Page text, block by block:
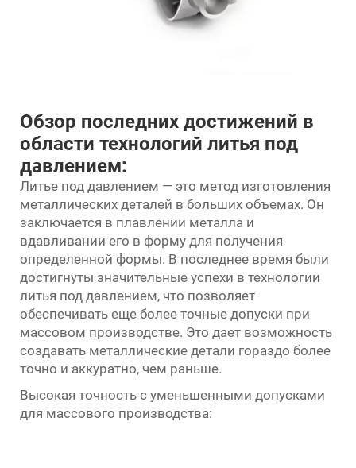
Обзор последних достижений в
области технологий литья под
давлением:
Литье под давлением — это метод изготовления
металлических деталей в больших объемах. Он
заключается в плавлении металла и
вдавливании его в форму для получения
определенной формы. В последнее время были
достигнуты значительные успехи в технологии
литья под давлением, что позволяет
обеспечивать еще более точные допуски при
массовом производстве. Это дает возможность
создавать металлические детали гораздо более
точно и аккуратно, чем раньше.
Высокая точность с уменьшенными допусками
для массового производства: